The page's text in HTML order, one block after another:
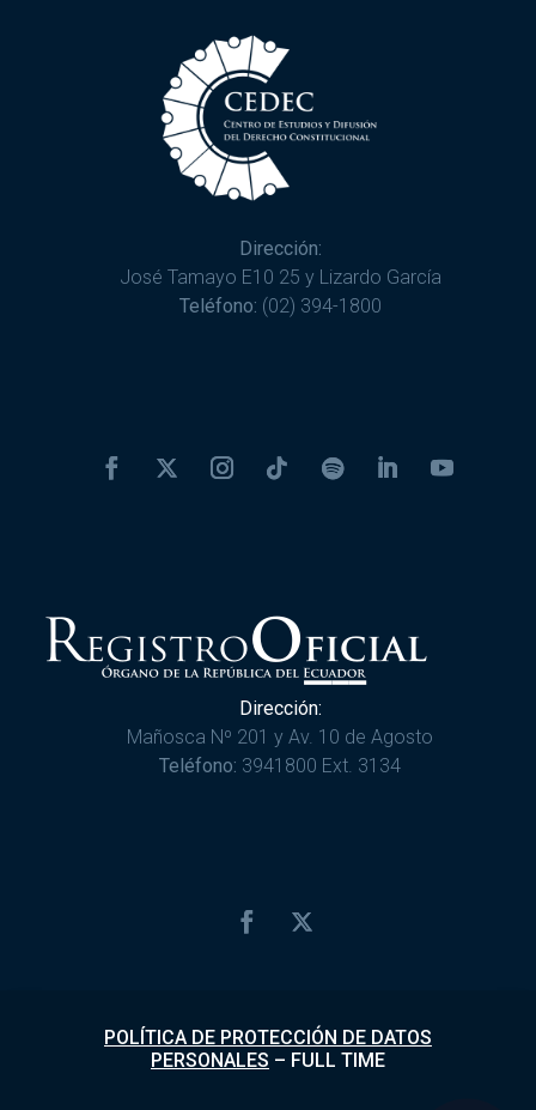
Dirección:
José Tamayo E10 25 y Lizardo García
Teléfono: (02) 394-1800
Dirección:
Mañosca Nº 201 y Av. 10 de Agosto
Teléfono: 3941800 Ext. 3134
POLÍTICA DE PROTECCIÓN DE DATOS
PERSONALES – FULL TIME